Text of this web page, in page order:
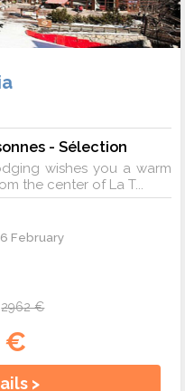
- Sélection
wishes you a warm
the center of La T...
February
2962 €
€
>